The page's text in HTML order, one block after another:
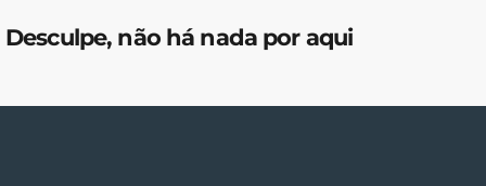
Desculpe, não há nada por aqui